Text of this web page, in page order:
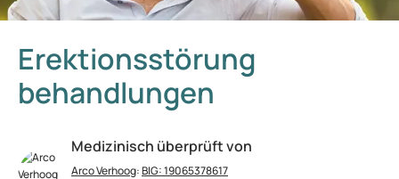
Erektionsstörung
behandlungen
Medizinisch überprüft von
Arco Verhoog:BIG: 19065378617